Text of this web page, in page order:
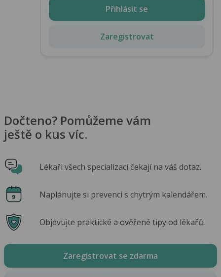
Přihlásit se
Zaregistrovat
Dočteno? Pomůžeme vám
ještě o kus víc.
Lékaři všech specializací čekají na váš dotaz.
Naplánujte si prevenci s chytrým kalendářem.
Objevujte praktické a ověřené tipy od lékařů.
Zaregistrovat se zdarma